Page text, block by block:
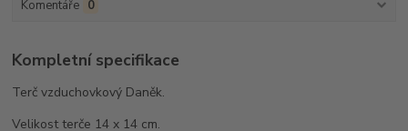
Komentáře 0
Kompletní specifikace
Terč vzduchovkový Daněk.
Velikost terče 14 x 14 cm.